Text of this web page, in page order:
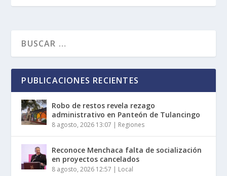
PUBLICACIONES RECIENTES
Robo de restos revela rezago
administrativo en Panteón de Tulancingo
8 agosto, 2026 13:07 | Regiones
Reconoce Menchaca falta de socialización
en proyectos cancelados
8 agosto, 2026 12:57 | Local